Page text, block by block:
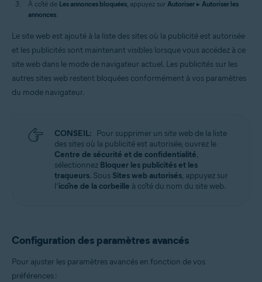
À côté de Les annonces bloquées, appuyez sur Autoriser ▸ Autoriser les
annonces.
Le site web est ajouté à la liste des sites où la publicité est autorisée
et les publicités sont maintenant visibles lorsque vous accédez à ce
site web dans le mode de navigateur actuel. Les publicités sur les
autres sites web restent bloquées conformément à vos paramètres
du mode navigateur.
CONSEIL: Pour supprimer un site web de la liste
des sites où la publicité est autorisée, ouvrez le
Centre de sécurité et de confidentialité,
sélectionnez Bloquer les publicités et les
traqueurs. Sous Sites web autorisés, appuyez sur
l’icône de la corbeille à côté du nom du site web.
Configuration des paramètres avancés
Pour ajuster les paramètres avancés en fonction de vos
préférences :